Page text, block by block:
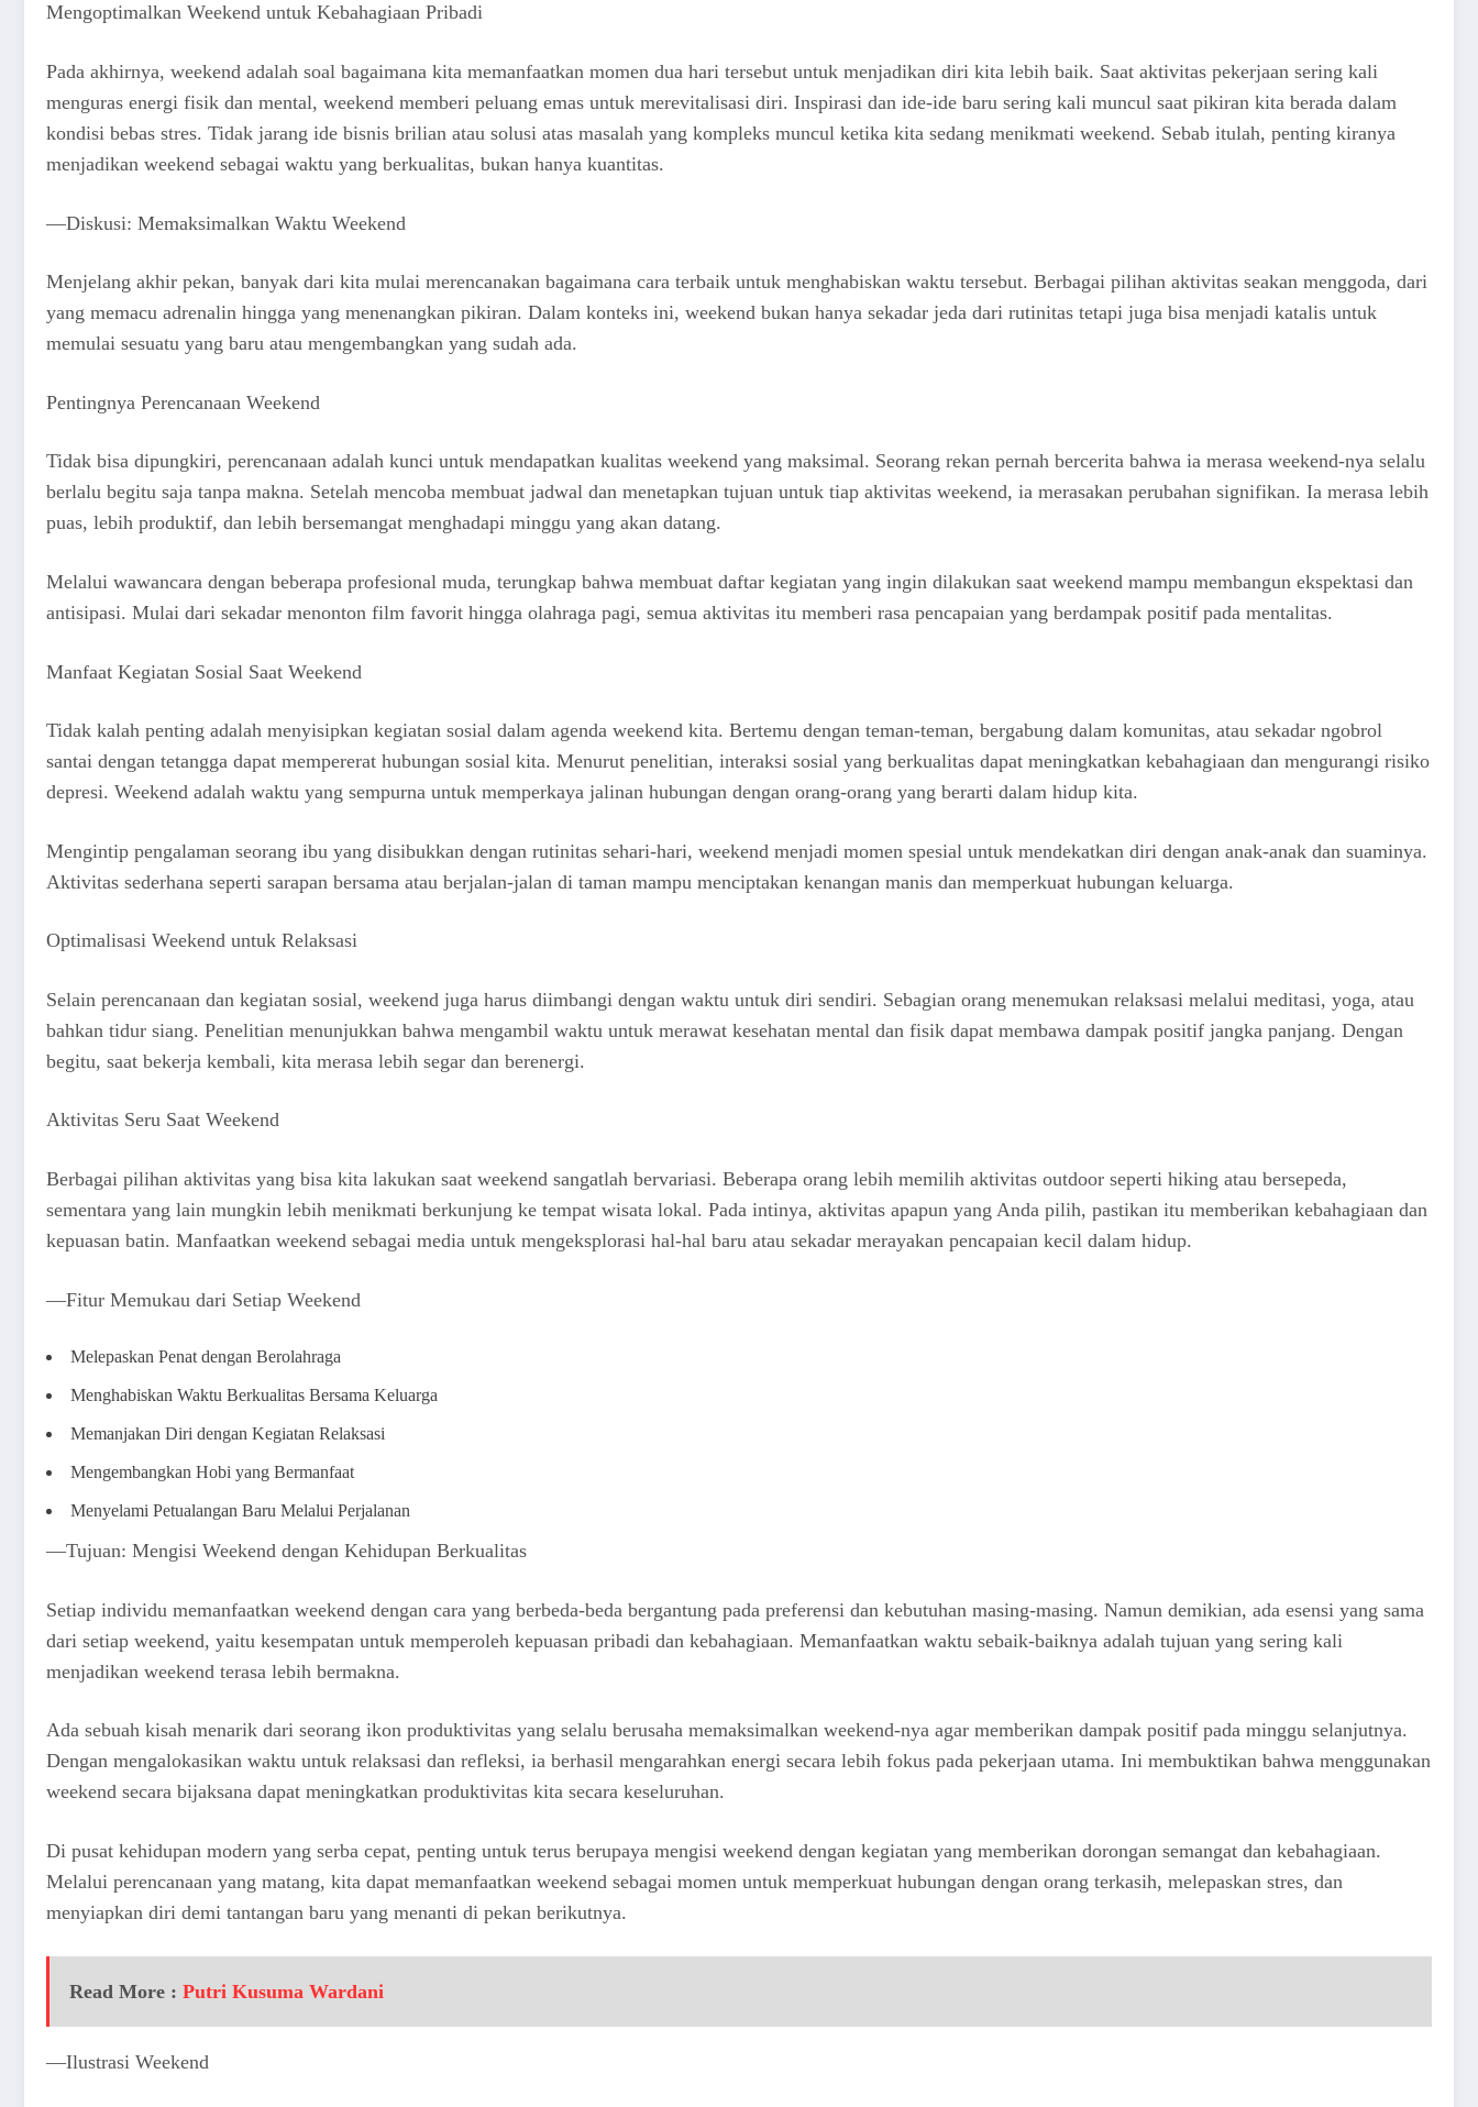
Mengoptimalkan Weekend untuk Kebahagiaan Pribadi
Pada akhirnya, weekend adalah soal bagaimana kita memanfaatkan momen dua hari tersebut untuk menjadikan diri kita lebih baik. Saat aktivitas pekerjaan sering kali
menguras energi fisik dan mental, weekend memberi peluang emas untuk merevitalisasi diri. Inspirasi dan ide-ide baru sering kali muncul saat pikiran kita berada dalam
kondisi bebas stres. Tidak jarang ide bisnis brilian atau solusi atas masalah yang kompleks muncul ketika kita sedang menikmati weekend. Sebab itulah, penting kiranya
menjadikan weekend sebagai waktu yang berkualitas, bukan hanya kuantitas.
—Diskusi: Memaksimalkan Waktu Weekend
Menjelang akhir pekan, banyak dari kita mulai merencanakan bagaimana cara terbaik untuk menghabiskan waktu tersebut. Berbagai pilihan aktivitas seakan menggoda, dari
yang memacu adrenalin hingga yang menenangkan pikiran. Dalam konteks ini, weekend bukan hanya sekadar jeda dari rutinitas tetapi juga bisa menjadi katalis untuk
memulai sesuatu yang baru atau mengembangkan yang sudah ada.
Pentingnya Perencanaan Weekend
Tidak bisa dipungkiri, perencanaan adalah kunci untuk mendapatkan kualitas weekend yang maksimal. Seorang rekan pernah bercerita bahwa ia merasa weekend-nya selalu
berlalu begitu saja tanpa makna. Setelah mencoba membuat jadwal dan menetapkan tujuan untuk tiap aktivitas weekend, ia merasakan perubahan signifikan. Ia merasa lebih
puas, lebih produktif, dan lebih bersemangat menghadapi minggu yang akan datang.
Melalui wawancara dengan beberapa profesional muda, terungkap bahwa membuat daftar kegiatan yang ingin dilakukan saat weekend mampu membangun ekspektasi dan
antisipasi. Mulai dari sekadar menonton film favorit hingga olahraga pagi, semua aktivitas itu memberi rasa pencapaian yang berdampak positif pada mentalitas.
Manfaat Kegiatan Sosial Saat Weekend
Tidak kalah penting adalah menyisipkan kegiatan sosial dalam agenda weekend kita. Bertemu dengan teman-teman, bergabung dalam komunitas, atau sekadar ngobrol
santai dengan tetangga dapat mempererat hubungan sosial kita. Menurut penelitian, interaksi sosial yang berkualitas dapat meningkatkan kebahagiaan dan mengurangi risiko
depresi. Weekend adalah waktu yang sempurna untuk memperkaya jalinan hubungan dengan orang-orang yang berarti dalam hidup kita.
Mengintip pengalaman seorang ibu yang disibukkan dengan rutinitas sehari-hari, weekend menjadi momen spesial untuk mendekatkan diri dengan anak-anak dan suaminya.
Aktivitas sederhana seperti sarapan bersama atau berjalan-jalan di taman mampu menciptakan kenangan manis dan memperkuat hubungan keluarga.
Optimalisasi Weekend untuk Relaksasi
Selain perencanaan dan kegiatan sosial, weekend juga harus diimbangi dengan waktu untuk diri sendiri. Sebagian orang menemukan relaksasi melalui meditasi, yoga, atau
bahkan tidur siang. Penelitian menunjukkan bahwa mengambil waktu untuk merawat kesehatan mental dan fisik dapat membawa dampak positif jangka panjang. Dengan
begitu, saat bekerja kembali, kita merasa lebih segar dan berenergi.
Aktivitas Seru Saat Weekend
Berbagai pilihan aktivitas yang bisa kita lakukan saat weekend sangatlah bervariasi. Beberapa orang lebih memilih aktivitas outdoor seperti hiking atau bersepeda,
sementara yang lain mungkin lebih menikmati berkunjung ke tempat wisata lokal. Pada intinya, aktivitas apapun yang Anda pilih, pastikan itu memberikan kebahagiaan dan
kepuasan batin. Manfaatkan weekend sebagai media untuk mengeksplorasi hal-hal baru atau sekadar merayakan pencapaian kecil dalam hidup.
—Fitur Memukau dari Setiap Weekend
Melepaskan Penat dengan Berolahraga
Menghabiskan Waktu Berkualitas Bersama Keluarga
Memanjakan Diri dengan Kegiatan Relaksasi
Mengembangkan Hobi yang Bermanfaat
Menyelami Petualangan Baru Melalui Perjalanan
—Tujuan: Mengisi Weekend dengan Kehidupan Berkualitas
Setiap individu memanfaatkan weekend dengan cara yang berbeda-beda bergantung pada preferensi dan kebutuhan masing-masing. Namun demikian, ada esensi yang sama
dari setiap weekend, yaitu kesempatan untuk memperoleh kepuasan pribadi dan kebahagiaan. Memanfaatkan waktu sebaik-baiknya adalah tujuan yang sering kali
menjadikan weekend terasa lebih bermakna.
Ada sebuah kisah menarik dari seorang ikon produktivitas yang selalu berusaha memaksimalkan weekend-nya agar memberikan dampak positif pada minggu selanjutnya.
Dengan mengalokasikan waktu untuk relaksasi dan refleksi, ia berhasil mengarahkan energi secara lebih fokus pada pekerjaan utama. Ini membuktikan bahwa menggunakan
weekend secara bijaksana dapat meningkatkan produktivitas kita secara keseluruhan.
Di pusat kehidupan modern yang serba cepat, penting untuk terus berupaya mengisi weekend dengan kegiatan yang memberikan dorongan semangat dan kebahagiaan.
Melalui perencanaan yang matang, kita dapat memanfaatkan weekend sebagai momen untuk memperkuat hubungan dengan orang terkasih, melepaskan stres, dan
menyiapkan diri demi tantangan baru yang menanti di pekan berikutnya.
Read More : Putri Kusuma Wardani
—Ilustrasi Weekend